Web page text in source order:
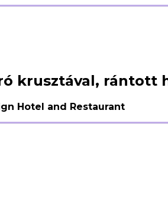
krusztával, rántott
Hotel and Restaurant